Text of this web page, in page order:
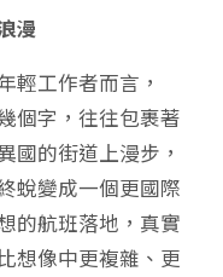
漫
輕工作者而言，
個字，往往包裹著
國的街道上漫步，
蛻變成一個更國際
的航班落地，真實
想像中更複雜、更